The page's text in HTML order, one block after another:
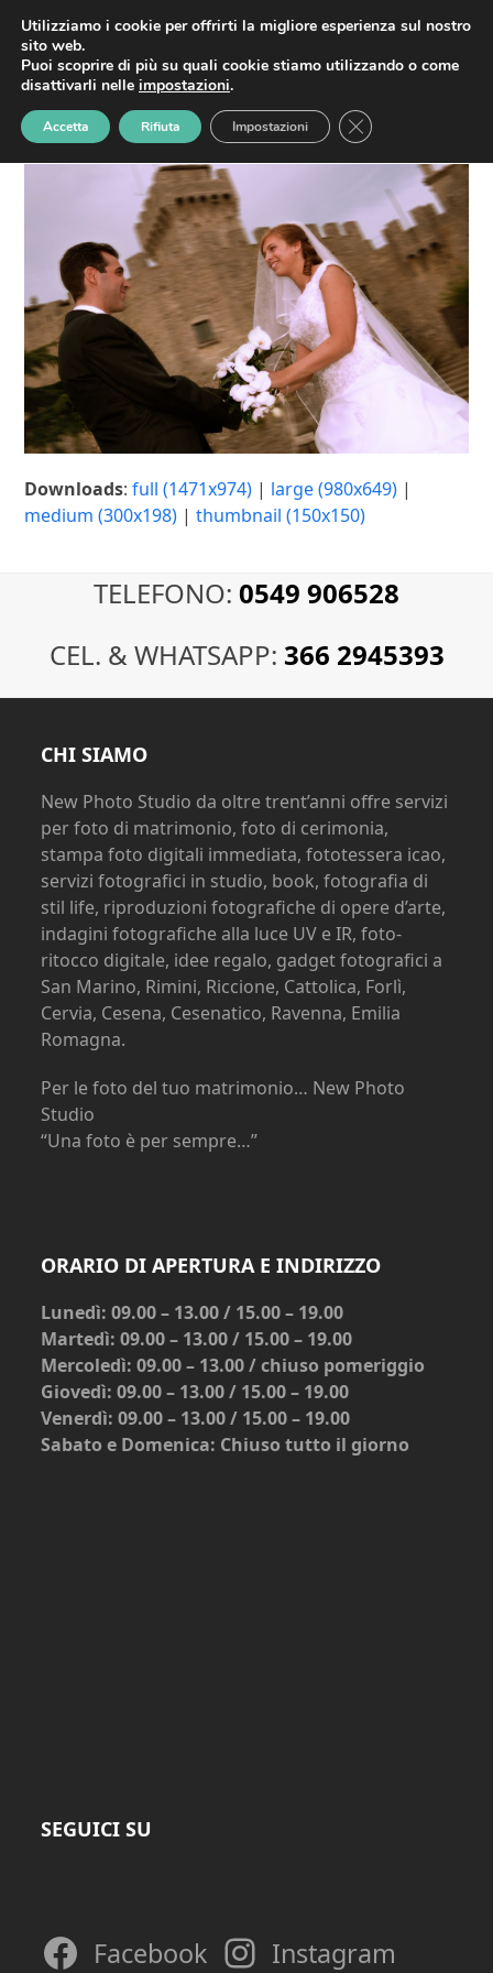
content
Open
mobile
menu
Close
mobile
menu
fotografo-
matrimoni-nps-0080
Downloads:full (1471x974) | large (980x649) |
medium (300x198) |thumbnail (150x150)
TELEFONO: 0549 906528
CEL. & WHATSAPP: 366 2945393
CHI SIAMO
New Photo Studio da oltre trent’anni offre servizi
per foto di matrimonio, foto di cerimonia,
stampa foto digitali immediata, fototessera icao,
servizi fotografici in studio, book, fotografia di
stil life, riproduzioni fotografiche di opere d’arte,
indagini fotografiche alla luce UV e IR, foto-
ritocco digitale, idee regalo, gadget fotografici a
San Marino, Rimini, Riccione, Cattolica, Forlì,
Cervia, Cesena, Cesenatico, Ravenna, Emilia
Romagna.
Per le foto del tuo matrimonio… New Photo
Studio
“Una foto è per sempre…”
ORARIO DI APERTURA E INDIRIZZO
Lunedì: 09.00 – 13.00 / 15.00 – 19.00
Martedì: 09.00 – 13.00 / 15.00 – 19.00
Mercoledì: 09.00 – 13.00 / chiuso pomeriggio
Giovedì: 09.00 – 13.00 / 15.00 – 19.00
Venerdì: 09.00 – 13.00 / 15.00 – 19.00
Sabato e Domenica: Chiuso tutto il giorno
SEGUICI SU
Facebook Instagram
Utilizziamo i cookie per offrirti la migliore esperienza sul nostro
sito web.
Puoi scoprire di più su quali cookie stiamo utilizzando o come
disattivarli nelle impostazioni.
Accetta Rifiuta Impostazioni Close GDPR